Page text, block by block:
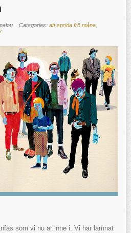
Categories: att sprida frö måne,
som vi nu är inne i. Vi har lämnat